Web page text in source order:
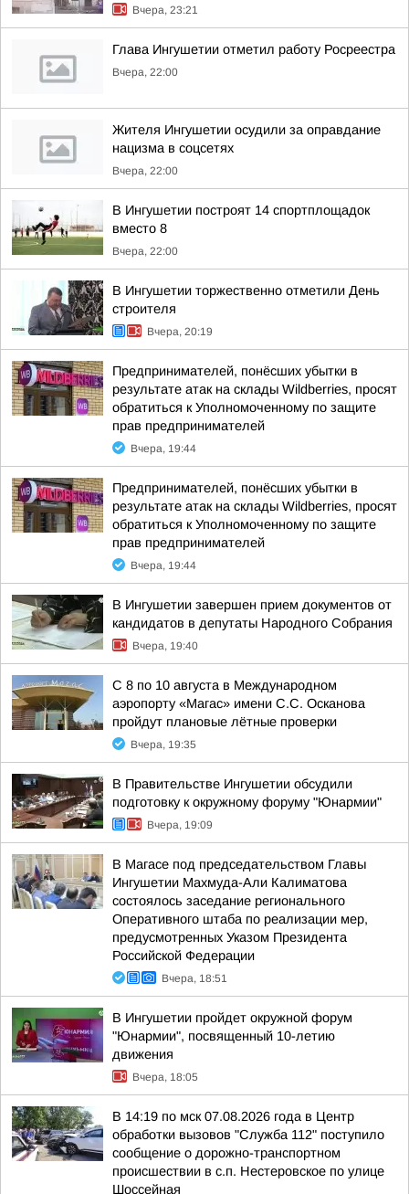
Вчера, 23:21
Глава Ингушетии отметил работу Росреестра
Вчера, 22:00
Жителя Ингушетии осудили за оправдание
нацизма в соцсетях
Вчера, 22:00
В Ингушетии построят 14 спортплощадок
вместо 8
Вчера, 22:00
В Ингушетии торжественно отметили День
строителя
Вчера, 20:19
Предпринимателей, понёсших убытки в
результате атак на склады Wildberries, просят
обратиться к Уполномоченному по защите
прав предпринимателей
Вчера, 19:44
Предпринимателей, понёсших убытки в
результате атак на склады Wildberries, просят
обратиться к Уполномоченному по защите
прав предпринимателей
Вчера, 19:44
В Ингушетии завершен прием документов от
кандидатов в депутаты Народного Собрания
Вчера, 19:40
С 8 по 10 августа в Международном
аэропорту «Магас» имени С.С. Осканова
пройдут плановые лётные проверки
Вчера, 19:35
В Правительстве Ингушетии обсудили
подготовку к окружному форуму "Юнармии"
Вчера, 19:09
В Магасе под председательством Главы
Ингушетии Махмуда-Али Калиматова
состоялось заседание регионального
Оперативного штаба по реализации мер,
предусмотренных Указом Президента
Российской Федерации
Вчера, 18:51
В Ингушетии пройдет окружной форум
"Юнармии", посвященный 10-летию
движения
Вчера, 18:05
В 14:19 по мск 07.08.2026 года в Центр
обработки вызовов "Служба 112" поступило
сообщение о дорожно-транспортном
происшествии в с.п. Нестеровское по улице
Шоссейная